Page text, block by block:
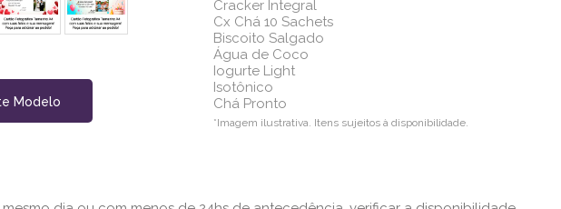
Modelo
Cracker Integral
Cx Chá 10 Sachets
Biscoito Salgado
Água de Coco
Iogurte Light
Isotônico
Chá Pronto
*Imagem ilustrativa. Itens sujeitos à disponibilidade.